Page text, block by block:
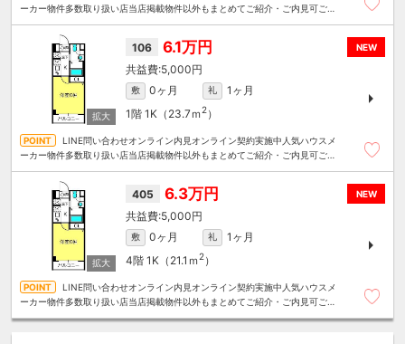
ーカー物件多数取り扱い店当店掲載物件以外もまとめてご紹介・ご内見可ご予
NEW
106 6.1万円
5,000円
敷 0ヶ月 礼
1ヶ月
1階 1K（23.7ｍ 2）
LINE問い合わせオンライン内見オンライン契約実施中人気ハウスメ
ーカー物件多数取り扱い店当店掲載物件以外もまとめてご紹介・ご内見可ご予
NEW
405 6.3万円
5,000円
敷 0ヶ月 礼
1ヶ月
4階 1K（21.1ｍ 2）
LINE問い合わせオンライン内見オンライン契約実施中人気ハウスメ
ーカー物件多数取り扱い店当店掲載物件以外もまとめてご紹介・ご内見可ご予